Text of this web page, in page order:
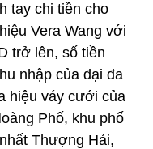
tay chi tiền cho
Vera Wang với
trở lên, số tiền
nhập của đại đa
hiệu váy cưới của
Phố, khu phố
Thượng Hải,